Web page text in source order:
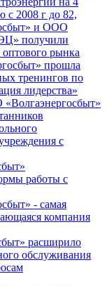
с 2008 г до 82,
и ООО
получили
оптового рынка
прошла
тренингов по
лидерства»
с
работы с
- самая
компания
расширило
обслуживания